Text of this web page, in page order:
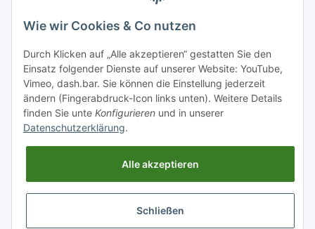
Wie wir Cookies & Co nutzen
Durch Klicken auf „Alle akzeptieren“ gestatten Sie den
Einsatz folgender Dienste auf unserer Website: YouTube,
Vimeo, dash.bar. Sie können die Einstellung jederzeit
ändern (Fingerabdruck-Icon links unten). Weitere Details
finden Sie unte Konfigurieren und in unserer
Datenschutzerklärung.
Alle akzeptieren
Schließen